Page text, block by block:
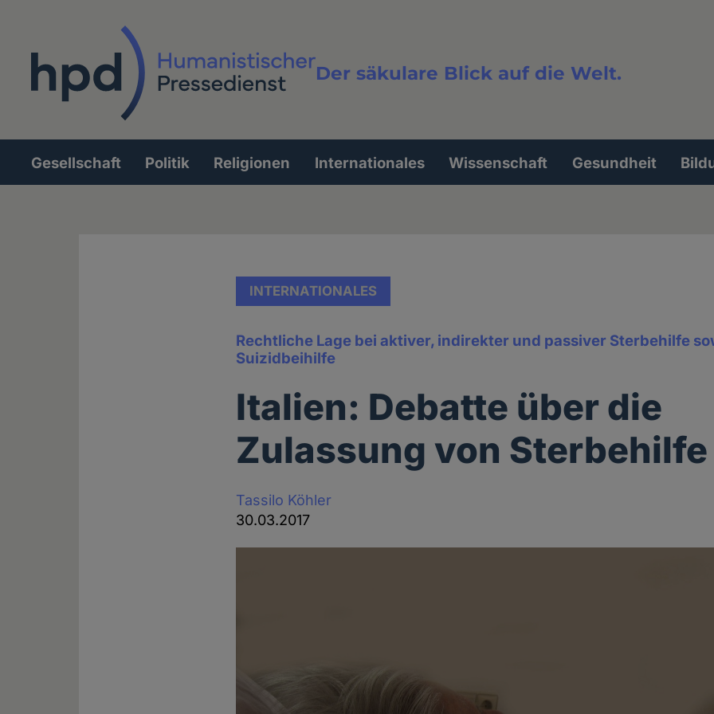
Der säkulare Blick auf die Welt.
Volltextsuche
Hauptnavigation
Gesellschaft Politik Religionen Internationales Wissenschaft Gesundheit
INTERNATIONALES
Rechtliche Lage bei aktiver, indirekter und passiver Sterbehilfe
Suizidbeihilfe
Italien: Debatte über die
Zulassung von Sterbehilfe
Tassilo Köhler
30.03.2017